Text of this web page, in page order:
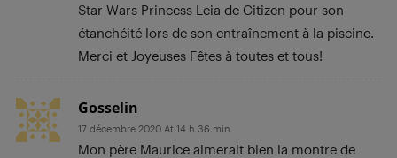
Star Wars Princess Leia de Citizen pour son
étanchéité lors de son entraînement à la piscine.
Merci et Joyeuses Fêtes à toutes et tous!
Gosselin
17 décembre 2020 At 14 h 36 min
Mon père Maurice aimerait bien la montre de